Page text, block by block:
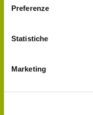
Preferenze
Statistiche
Marketing
I visitatori e
interessati a
2025 possono
in modo da